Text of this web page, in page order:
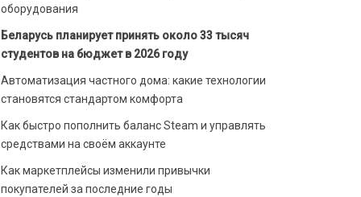
оборудования
Беларусь планирует принять около 33 тысяч
студентов на бюджет в 2026 году
Автоматизация частного дома: какие технологии
становятся стандартом комфорта
Как быстро пополнить баланс Steam и управлять
средствами на своём аккаунте
Как маркетплейсы изменили привычки
покупателей за последние годы